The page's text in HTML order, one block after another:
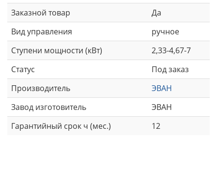
Заказной товар
Да
Вид управления
ручное
Ступени мощности (кВт)
2,33-4,67-7
Статус
Под заказ
Производитель
ЭВАН
Завод изготовитель
ЭВАН
Гарантийный срок ч (мес.)
12